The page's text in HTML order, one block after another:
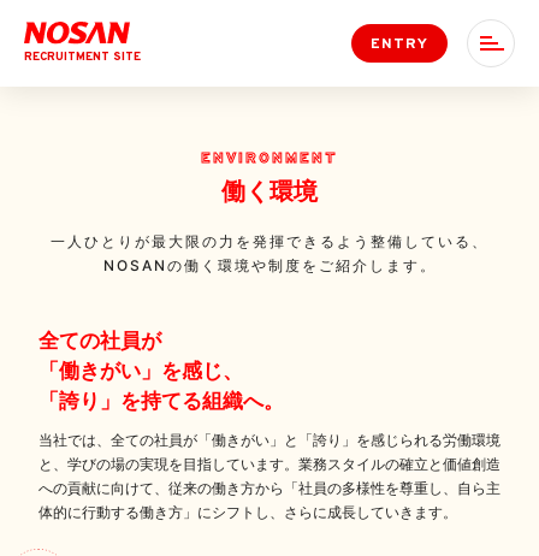
RECRUITMENT SITE
ENTRY
ENVIRONMENT
働く環境
一人ひとりが最大限の力を発揮できるよう整備している、
NOSANの働く環境や制度をご紹介します。
全ての社員が
「働きがい」を感じ、
「誇り」を持てる組織へ。
当社では、全ての社員が「働きがい」と「誇り」を感じられる労働環境
と、学びの場の実現を目指しています。業務スタイルの確立と価値創造
への貢献に向けて、従来の働き方から「社員の多様性を尊重し、自ら主
体的に行動する働き方」にシフトし、さらに成長していきます。